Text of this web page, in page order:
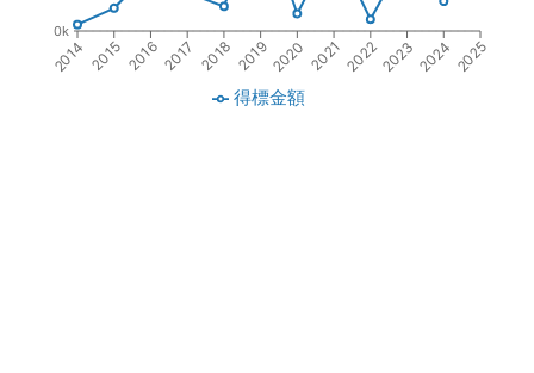
2014 2015 20162017 2018 20192020 2021202220232024 2025
0k
得標金額